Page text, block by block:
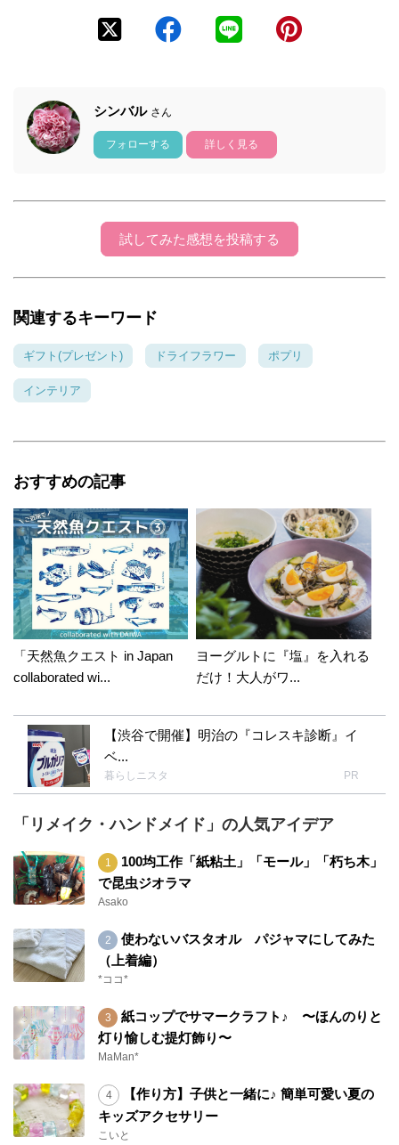
シンバル さん
フォローする 詳しく見る
試してみた感想を投稿する
関連するキーワード
ギフト(プレゼント) ドライフラワー ポプリ
インテリア
おすすめの記事
「天然魚クエスト in Japan
collaborated wi...
ヨーグルトに『塩』を入れる
だけ！大人がワ...
【渋谷で開催】明治の『コレスキ診断』イ
ベ...
暮らしニスタ PR
「リメイク・ハンドメイド」の人気アイデア
100均工作「紙粘土」「モール」「朽ち木」
で昆虫ジオラマ
Asako
使わないバスタオル パジャマにしてみた
（上着編）
*ココ*
紙コップでサマークラフト♪ 〜ほんのりと
灯り愉しむ提灯飾り〜
MaMan*
【作り方】子供と一緒に♪ 簡単可愛い夏の
キッズアクセサリー
こいと